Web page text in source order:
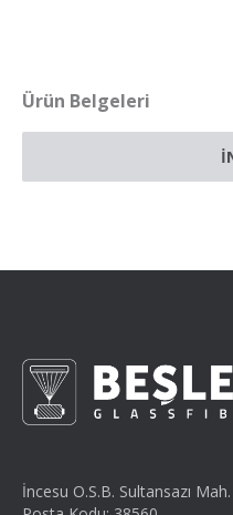
Ürün Belgeleri
İncesu O.S.B. Sultansazı